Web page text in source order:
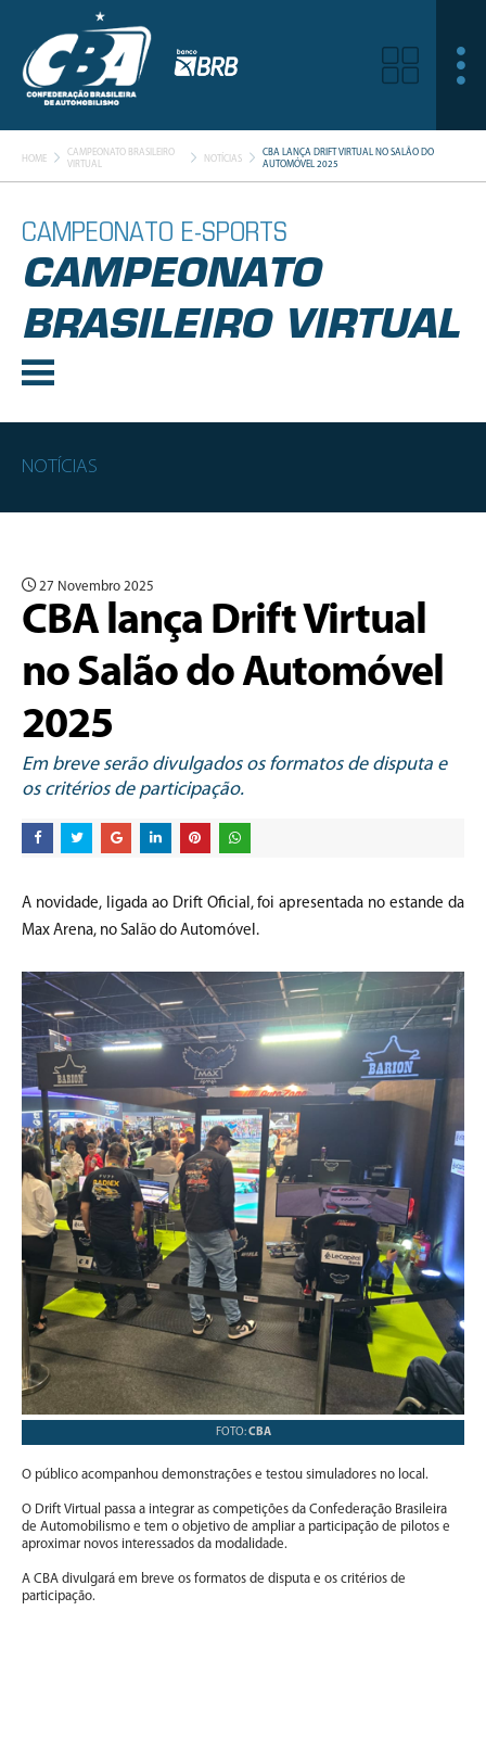
HOME
CAMPEONATO BRASILEIRO
VIRTUAL
NOTÍCIAS
CBA LANÇA DRIFT VIRTUAL NO SALÃO DO
AUTOMÓVEL 2025
CAMPEONATO E-SPORTS
CAMPEONATO
BRASILEIRO VIRTUAL
NOTÍCIAS
27 Novembro 2025
CBA lança Drift Virtual
no Salão do Automóvel
2025
Em breve serão divulgados os formatos de disputa e
os critérios de participação.
A novidade, ligada ao Drift Oficial, foi apresentada no estande da
Max Arena, no Salão do Automóvel.
FOTO:CBA
O público acompanhou demonstrações e testou simuladores no local.
O Drift Virtual passa a integrar as competições da Confederação Brasileira
de Automobilismo e tem o objetivo de ampliar a participação de pilotos e
aproximar novos interessados da modalidade.
A CBA divulgará em breve os formatos de disputa e os critérios de
participação.